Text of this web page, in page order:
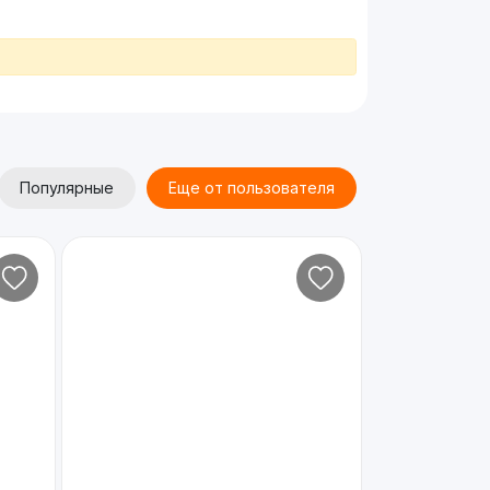
Популярные Еще от пользователя